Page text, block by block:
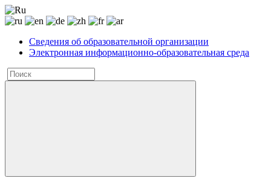
Сведения об образовательной организации
Электронная информационно-образовательная среда